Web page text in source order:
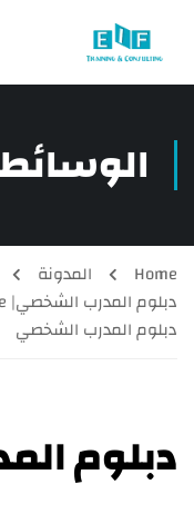
Home المدونة
دبلوم المدرب الشخصي| Personal trainer course
دبلوم المدرب الشخصي
دبلوم